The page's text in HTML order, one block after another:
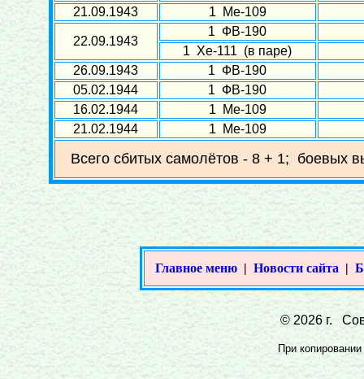
21.09.1943
1 Ме-109
22.09.1943
1 ФВ-190
1 Хе-111 (в паре)
26.09.1943
1 ФВ-190
05.02.1944
1 ФВ-190
16.02.1944
1 Ме-109
21.02.1944
1 Ме-109
Всего сбитых самолётов - 8 + 1; боевых
Главное меню | Новости сайта |
© 2026 г.
При